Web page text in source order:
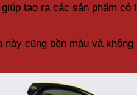
tạo ra các sản phẩm
cũng bền màu và